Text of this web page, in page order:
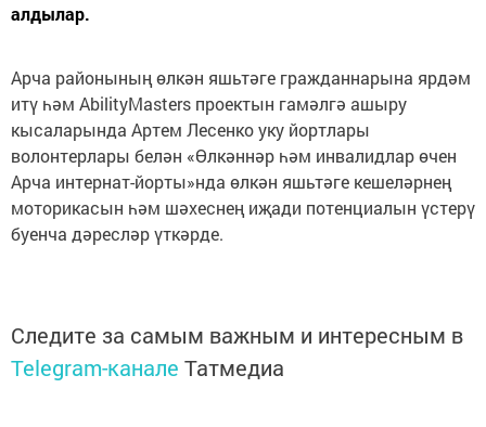
алдылар.
Арча районының өлкән яшьтәге гражданнарына ярдәм
итү һәм AbilityMasters проектын гамәлгә ашыру
кысаларында Артем Лесенко уку йортлары
волонтерлары белән «Өлкәннәр һәм инвалидлар өчен
Арча интернат-йорты»нда өлкән яшьтәге кешеләрнең
моторикасын һәм шәхеснең иҗади потенциалын үстерү
буенча дәресләр үткәрде.
Следите за самым важным и интересным в
Telegram-канале Татмедиа